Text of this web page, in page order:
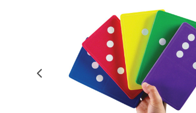
Plastificació, enquadernació i destrucció
Dibuix tècnic i artístic
Material escolar
Construccions
Espais exteriors
Psicomotricitat
Jocs simbòlics
Monitors